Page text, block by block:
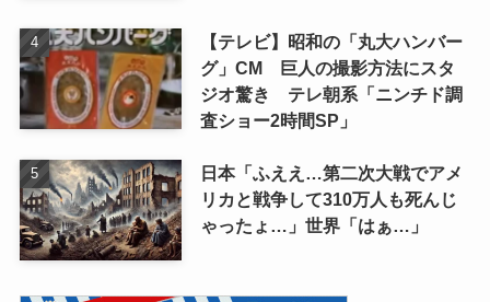
【テレビ】昭和の「丸大ハンバー
グ」CM 巨人の撮影方法にスタ
ジオ驚き テレ朝系「ニンチド調
査ショー2時間SP」
日本「ふええ…第二次大戦でアメ
リカと戦争して310万人も死んじ
ゃったょ…」世界「はぁ…」